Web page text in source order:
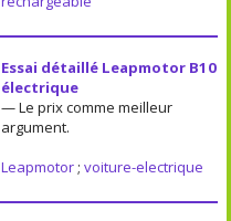
Essai détaillé Leapmotor B10
électrique
— Le prix comme meilleur
argument.
Leapmotor ; voiture-electrique